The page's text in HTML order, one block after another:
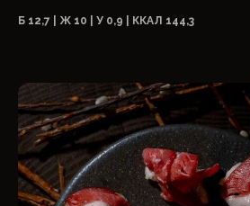
Б 12,7 | Ж 10 | У 0,9 | ККАЛ 144,3